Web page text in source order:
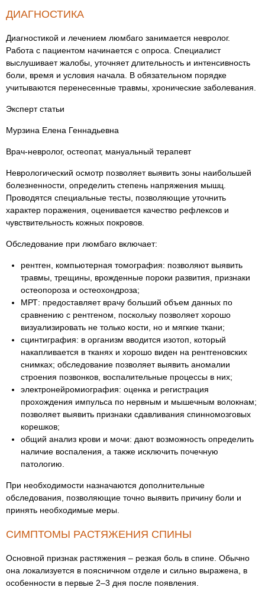
ДИАГНОСТИКА
Диагностикой и лечением люмбаго занимается невролог.
Работа с пациентом начинается с опроса. Специалист
выслушивает жалобы, уточняет длительность и интенсивность
боли, время и условия начала. В обязательном порядке
учитываются перенесенные травмы, хронические заболевания.
Эксперт статьи
Мурзина Елена Геннадьевна
Врач-невролог, остеопат, мануальный терапевт
Неврологический осмотр позволяет выявить зоны наибольшей
болезненности, определить степень напряжения мышц.
Проводятся специальные тесты, позволяющие уточнить
характер поражения, оценивается качество рефлексов и
чувствительность кожных покровов.
Обследование при люмбаго включает:
рентген, компьютерная томография: позволяют выявить
травмы, трещины, врожденные пороки развития, признаки
остеопороза и остеохондроза;
МРТ: предоставляет врачу больший объем данных по
сравнению с рентгеном, поскольку позволяет хорошо
визуализировать не только кости, но и мягкие ткани;
сцинтиграфия: в организм вводится изотоп, который
накапливается в тканях и хорошо виден на рентгеновских
снимках; обследование позволяет выявить аномалии
строения позвонков, воспалительные процессы в них;
электронейромиография: оценка и регистрация
прохождения импульса по нервным и мышечным волокнам;
позволяет выявить признаки сдавливания спинномозговых
корешков;
общий анализ крови и мочи: дают возможность определить
наличие воспаления, а также исключить почечную
патологию.
При необходимости назначаются дополнительные
обследования, позволяющие точно выявить причину боли и
принять необходимые меры.
СИМПТОМЫ РАСТЯЖЕНИЯ СПИНЫ
Основной признак растяжения – резкая боль в спине. Обычно
она локализуется в поясничном отделе и сильно выражена, в
особенности в первые 2–3 дня после появления.